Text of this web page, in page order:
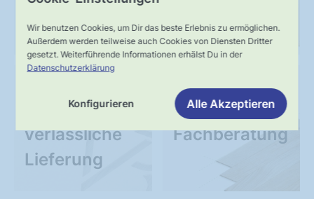
Wir benutzen Cookies, um Dir das beste Erlebnis zu ermöglichen.
Außerdem werden teilweise auch Cookies von Diensten Dritter
gesetzt. Weiterführende Informationen erhälst Du in der
Datenschutzerklärung
Konfigurieren Alle Akzeptieren
Schnelle,
verlässliche
Lieferung
Kompetente
Fachberatung